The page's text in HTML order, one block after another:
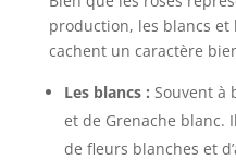
production, les blancs et
cachent un caractère
Les blancs : Souvent à
et de Grenache blanc.
de fleurs blanches et